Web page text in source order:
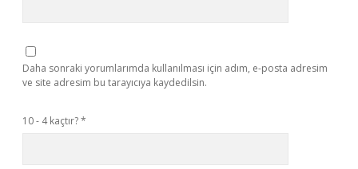
Daha sonraki yorumlarımda kullanılması için adım, e-posta adresim
ve site adresim bu tarayıcıya kaydedilsin.
10 - 4 kaçtır?*